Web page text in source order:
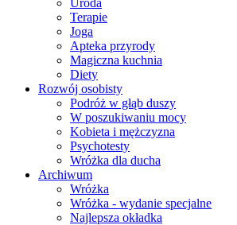
Uroda
Terapie
Joga
Apteka przyrody
Magiczna kuchnia
Diety
Rozwój osobisty
Podróż w głąb duszy
W poszukiwaniu mocy
Kobieta i mężczyzna
Psychotesty
Wróżka dla ducha
Archiwum
Wróżka
Wróżka - wydanie specjalne
Najlepsza okładka